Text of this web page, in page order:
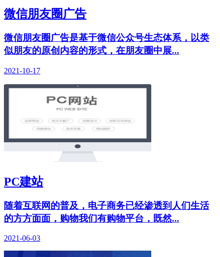
微信朋友圈广告
微信朋友圈广告是基于微信公众号生态体系，以类
似朋友的原创内容的形式，在朋友圈中展...
2021-10-17
PC建站
随着互联网的普及，电子商务已经渗透到人们生活
的方方面面，购物我们有购物平台，既然...
2021-06-03